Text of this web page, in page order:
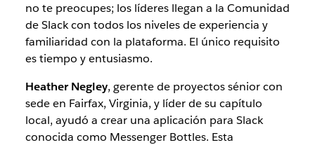
no te preocupes; los líderes llegan a la Comunidad
de Slack con todos los niveles de experiencia y
familiaridad con la plataforma. El único requisito
es tiempo y entusiasmo.
Heather Negley, gerente de proyectos sénior con
sede en Fairfax, Virginia, y líder de su capítulo
local, ayudó a crear una aplicación para Slack
conocida como Messenger Bottles. Esta